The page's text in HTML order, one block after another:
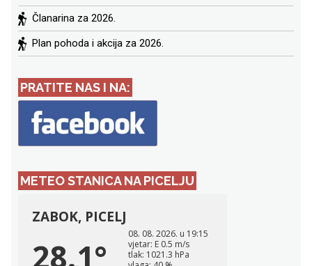
Članarina za 2026.
Plan pohoda i akcija za 2026.
PRATITE NAS I NA:
METEO STANICA NA PICELJU